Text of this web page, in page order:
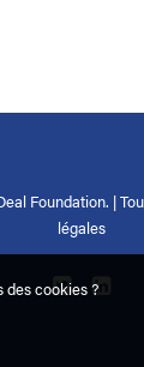
Foundation. |
légales
des cookies ?